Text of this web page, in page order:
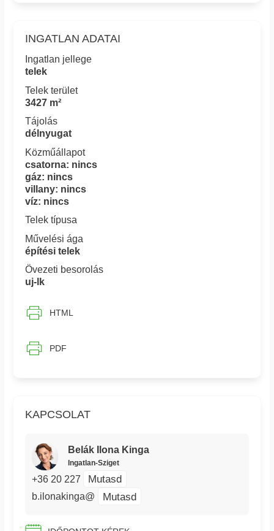
KAPCSOLAT
Belák Ilona Kinga
Ingatlan-Sziget
+36 20 227 Mutasd
b.ilonakinga@ Mutasd
INGATLAN ADATAI
Ingatlan jellege
telek
Telek terület
3427 m²
Tájolás
délnyugat
Közműállapot
csatorna: nincs
gáz: nincs
villany: nincs
víz: nincs
Telek típusa
Művelési ága
építési telek
Övezeti besorolás
uj-lk
HTML
PDF